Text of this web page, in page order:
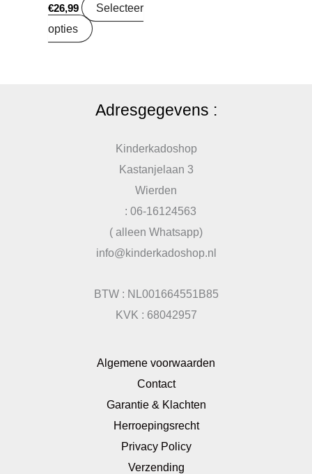
€26,99
Selecteer
opties
Adresgegevens :
Kinderkadoshop
Kastanjelaan 3
Wierden
: 06-16124563
( alleen Whatsapp)
info@kinderkadoshop.nl
BTW : NL001664551B85
KVK : 68042957
Algemene voorwaarden
Contact
Garantie & Klachten
Herroepingsrecht
Privacy Policy
Verzending